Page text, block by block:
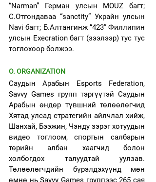
“Narman” Герман улсын MOUZ багт;
С.Отгондаваа “sanctity” Украйн улсын
Navi багт; Б.Алтангинж “423” Филлипин
улсын Execration багт (зээлээр) тус тус
тоглохоор болжээ.
O. ORGANIZATION
Саудын Арабын Esports Federation,
Savvy Games групп тэргүүтэй Саудын
Арабын өндөр түвшний төлөөлөгчид
Хятад улсад стратегийн айлчлал хийж,
Шанхай, Бээжин, Чэнду зэрэг хотуудын
видео тоглоом, спортын салбарын
төрийн албан хаагчид болон
холбогдох талуудтай уулзав.
Төлөөлөгчдийн бүрэлдэхүүнд мөн
өмнө нь Savvy Games группээс 265 сая